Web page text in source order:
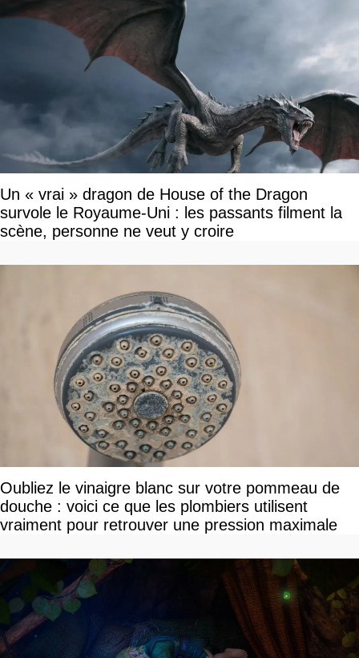
Un « vrai » dragon de House of the Dragon
survole le Royaume-Uni : les passants filment la
scène, personne ne veut y croire
Oubliez le vinaigre blanc sur votre pommeau de
douche : voici ce que les plombiers utilisent
vraiment pour retrouver une pression maximale